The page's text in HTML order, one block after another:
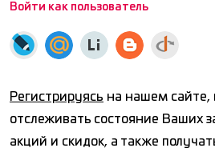
Войти как пользователь
Регистрируясь на нашем сайте,
отслеживать состояние Ваших
акций и скидок, а также